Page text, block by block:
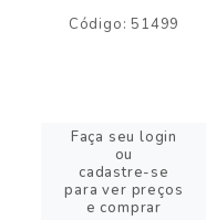
Código: 51499
Faça seu login
ou
cadastre-se
para ver preços
e comprar